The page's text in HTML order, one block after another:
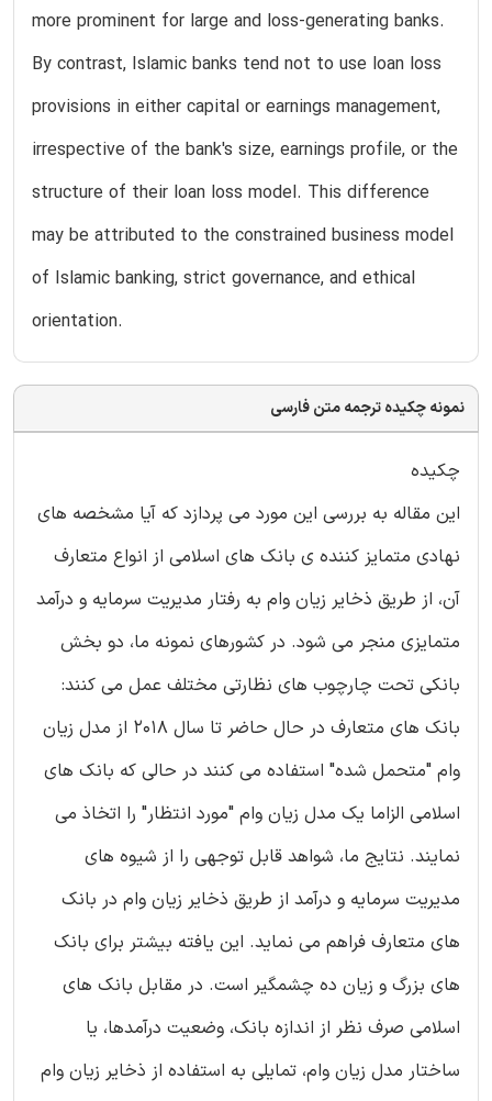
more prominent for large and loss-generating banks.
By contrast, Islamic banks tend not to use loan loss
provisions in either capital or earnings management,
irrespective of the bank's size, earnings profile, or the
structure of their loan loss model. This difference
may be attributed to the constrained business model
of Islamic banking, strict governance, and ethical
orientation.
نمونه چکیده ترجمه متن فارسی
چکیده
این مقاله به بررسی این مورد می ‌پردازد که آیا مشخصه های
نهادی متمایز کننده ی بانک های اسلامی از انواع متعارف
آن، از طریق ذخایر زیان وام به رفتار مدیریت سرمایه و درآمد
متمایزی منجر می ‌شود. در کشورهای نمونه ما، دو بخش
بانکی تحت چارچوب ‌های نظارتی مختلف عمل می‌ کنند:
بانک های متعارف در حال حاضر تا سال ۲۰۱۸ از مدل زیان
وام "متحمل شده" استفاده می‌ کنند در حالی که بانک های
اسلامی الزاما یک مدل زیان وام "مورد انتظار" را اتخاذ می‌
نمایند. نتایج ما، شواهد قابل ‌توجهی را از شیوه های
مدیریت سرمایه و درآمد از طریق ذخایر زیان وام در بانک
های متعارف فراهم می ‌نماید. این یافته بیشتر برای بانک
های بزرگ و زیان ده چشمگیر است. در مقابل بانک های
اسلامی صرف نظر از اندازه بانک، وضعیت درآمدها، یا
ساختار مدل زیان وام، تمایلی به استفاده از ذخایر زیان وام